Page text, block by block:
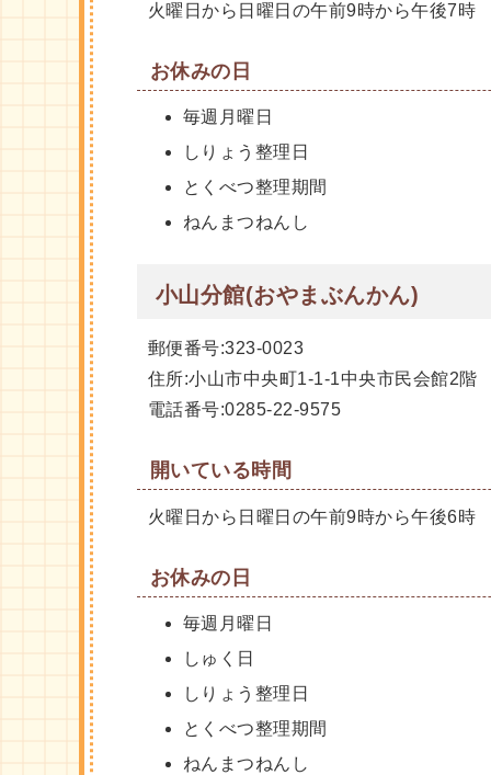
火曜日から日曜日の午前9時から午後7時
お休みの日
毎週月曜日
しりょう整理日
とくべつ整理期間
ねんまつねんし
小山分館(おやまぶんかん)
郵便番号:323-0023
住所:小山市中央町1-1-1中央市民会館2階
電話番号:0285-22-9575
開いている時間
火曜日から日曜日の午前9時から午後6時
お休みの日
毎週月曜日
しゅく日
しりょう整理日
とくべつ整理期間
ねんまつねんし